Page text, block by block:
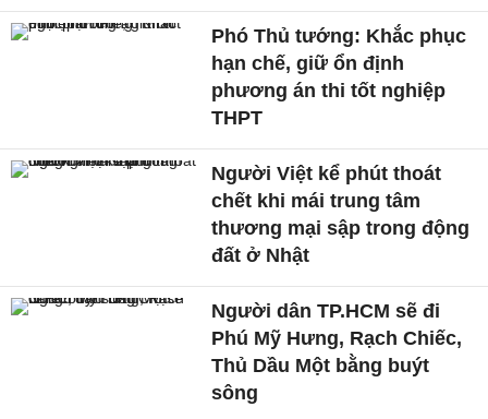
Phó Thủ tướng: Khắc phục
hạn chế, giữ ổn định
phương án thi tốt nghiệp
THPT
Người Việt kể phút thoát
chết khi mái trung tâm
thương mại sập trong động
đất ở Nhật
Người dân TP.HCM sẽ đi
Phú Mỹ Hưng, Rạch Chiếc,
Thủ Dầu Một bằng buýt
sông